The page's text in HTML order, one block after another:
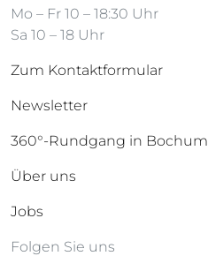
Mo – Fr 10 – 18:30 Uhr
Sa 10 – 18 Uhr
Zum Kontaktformular
Newsletter
360°-Rundgang in Bochum
Über uns
Jobs
Folgen Sie uns